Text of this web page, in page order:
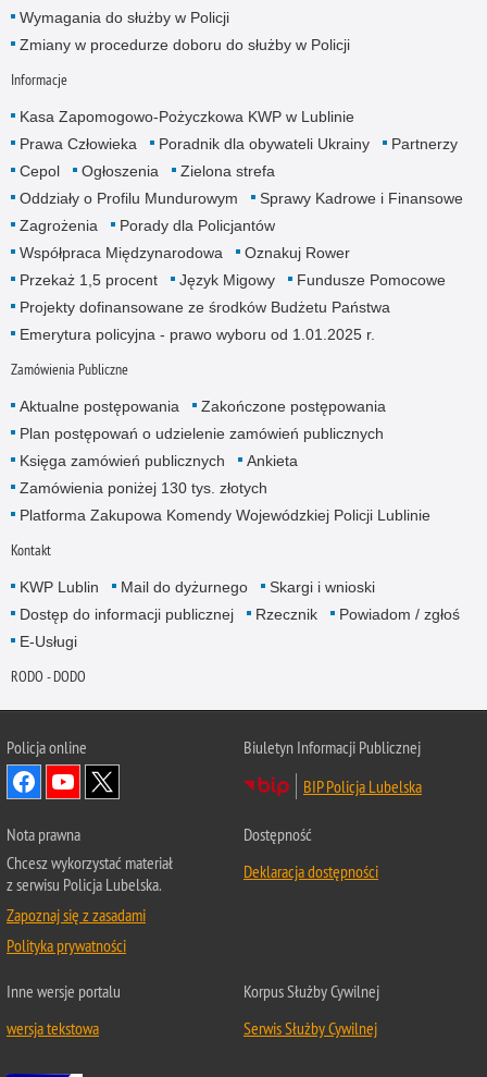
Wymagania do służby w Policji
Zmiany w procedurze doboru do służby w Policji
Informacje
Kasa Zapomogowo-Pożyczkowa KWP w Lublinie
Prawa Człowieka
Poradnik dla obywateli Ukrainy
Partnerzy
Cepol
Ogłoszenia
Zielona strefa
Oddziały o Profilu Mundurowym
Sprawy Kadrowe i Finansowe
Zagrożenia
Porady dla Policjantów
Współpraca Międzynarodowa
Oznakuj Rower
Przekaż 1,5 procent
Język Migowy
Fundusze Pomocowe
Projekty dofinansowane ze środków Budżetu Państwa
Emerytura policyjna - prawo wyboru od 1.01.2025 r.
Zamówienia Publiczne
Aktualne postępowania
Zakończone postępowania
Plan postępowań o udzielenie zamówień publicznych
Księga zamówień publicznych
Ankieta
Zamówienia poniżej 130 tys. złotych
Platforma Zakupowa Komendy Wojewódzkiej Policji Lublinie
Kontakt
KWP Lublin Mail do dyżurnego
Skargi i wnioski
Dostęp do informacji publicznej
Rzecznik
Powiadom / zgłoś
E-Usługi
RODO - DODO
Policja online
Biuletyn Informacji Publicznej
BIP Policja Lubelska
Nota prawna
Chcesz wykorzystać materiał
z serwisu Policja Lubelska.
Zapoznaj się z zasadami
Polityka prywatności
Dostępność
Deklaracja dostępności
Inne wersje portalu
wersja tekstowa
Korpus Służby Cywilnej
Serwis Służby Cywilnej